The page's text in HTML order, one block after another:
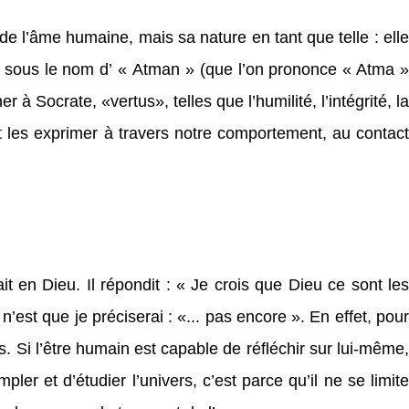
l’âme humaine, mais sa nature en tant que telle : elle
le nom d’ « Atman » (que l’on prononce « Atma »
à Socrate, «vertus», telles que l’humilité, l’intégrité, la
exprimer à travers notre comportement, au contact
en Dieu. Il répondit : « Je crois que Dieu ce sont les
que je préciserai : «... pas encore ». En effet, pour
Si l’être humain est capable de réfléchir sur lui-même,
et d’étudier l’univers, c’est parce qu’il ne se limite